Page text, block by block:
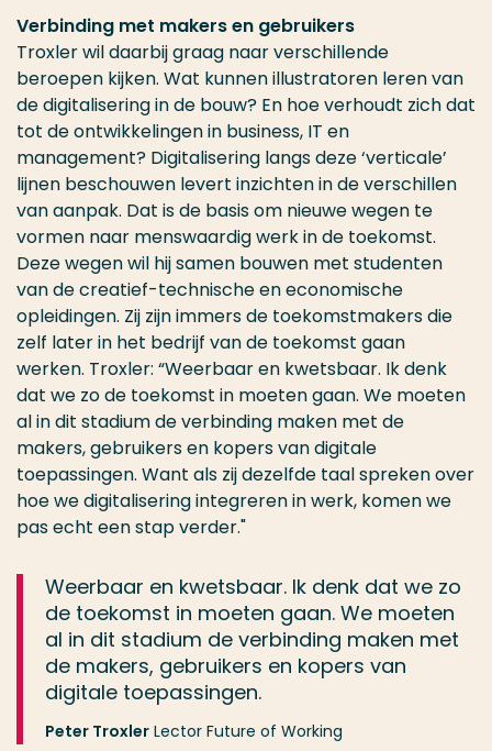
Verbinding met makers en gebruikers
Troxler wil daarbij graag naar verschillende
beroepen kijken. Wat kunnen illustratoren leren van
de digitalisering in de bouw? En hoe verhoudt zich dat
tot de ontwikkelingen in business, IT en
management? Digitalisering langs deze ‘verticale’
lijnen beschouwen levert inzichten in de verschillen
van aanpak. Dat is de basis om nieuwe wegen te
vormen naar menswaardig werk in de toekomst.
Deze wegen wil hij samen bouwen met studenten
van de creatief-technische en economische
opleidingen. Zij zijn immers de toekomstmakers die
zelf later in het bedrijf van de toekomst gaan
werken. Troxler: “Weerbaar en kwetsbaar. Ik denk
dat we zo de toekomst in moeten gaan. We moeten
al in dit stadium de verbinding maken met de
makers, gebruikers en kopers van digitale
toepassingen. Want als zij dezelfde taal spreken over
hoe we digitalisering integreren in werk, komen we
pas echt een stap verder."
Weerbaar en kwetsbaar. Ik denk dat we zo
de toekomst in moeten gaan. We moeten
al in dit stadium de verbinding maken met
de makers, gebruikers en kopers van
digitale toepassingen.
Peter Troxler Lector Future of Working